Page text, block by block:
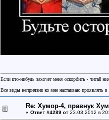
Если кто-нибудь захочет меня оскорбить - читай
----
Все виды неприязни ко мне настаиваю проявлять
Re: Хумор-4, правнук
« Ответ #4289 от23.03.2012 в